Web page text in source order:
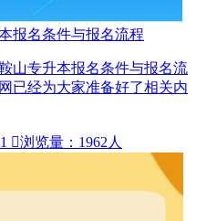
报名条件与报名流程
山专升本报名条件与报名流
已经为大家准备好了相关内
浏览量：1962人